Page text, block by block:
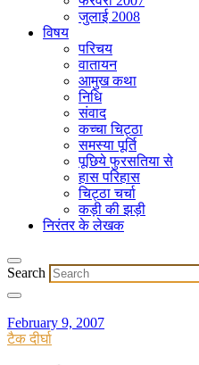
जुलाई 2008
विषय
परिचय
वातायन
आमुख कथा
निधि
संवाद
कच्चा चिट्ठा
समस्या पूर्ति
पूछिये फुरसतिया से
हास परिहास
चिट्ठा चर्चा
कड़ी की झड़ी
निरंतर के लेखक
Search
February 9, 2007
टैक दीर्घा